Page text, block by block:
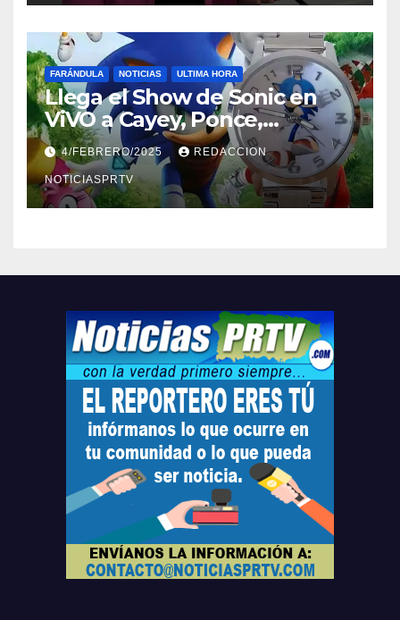
FARÁNDULA NOTICIAS ULTIMA HORA
Llega el Show de Sonic en
ViVO a Cayey, Ponce,
Barceloneta y Humacao,
Relojes gratis para el que
compre ahora….
4/FEBRERO/2025 REDACCION
NOTICIASPRTV